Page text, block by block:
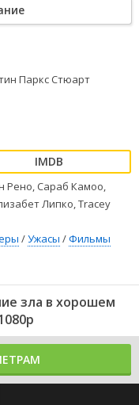
Паркс Стюарт
Рено, Сараб Камоо,
Липко, Tracey
/Ужасы /Фильмы
зла в хорошем